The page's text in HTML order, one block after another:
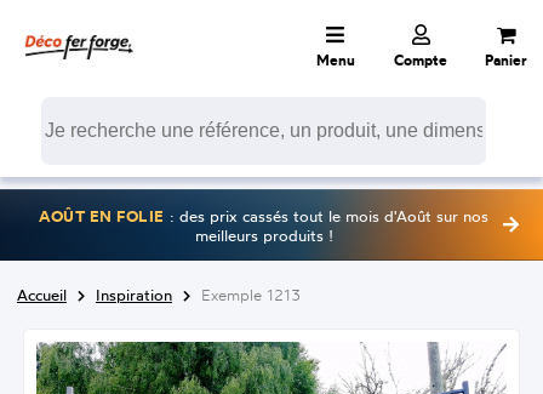
Menu Compte Panier
AOÛT EN FOLIE : des prix cassés tout le mois d'Août sur nos
meilleurs produits !
Accueil Inspiration Exemple 1213